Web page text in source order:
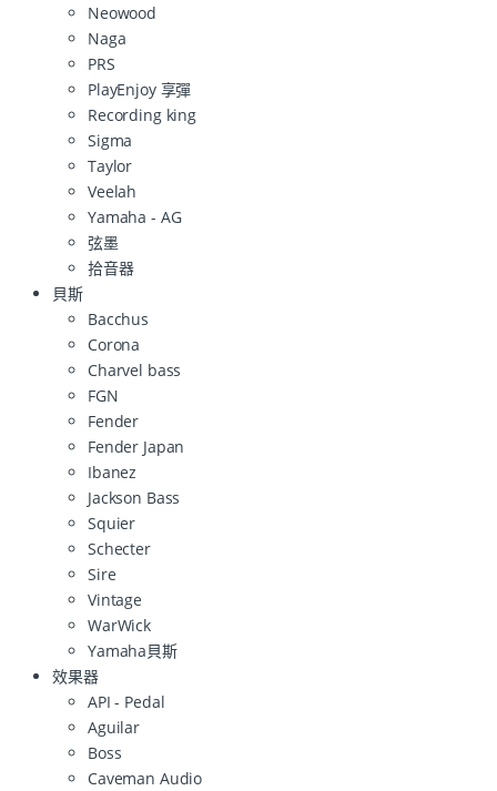
Neowood
Naga
PRS
PlayEnjoy 享彈
Recording king
Sigma
Taylor
Veelah
Yamaha - AG
弦墨
拾音器
貝斯
Bacchus
Corona
Charvel bass
FGN
Fender
Fender Japan
Ibanez
Jackson Bass
Squier
Schecter
Sire
Vintage
WarWick
Yamaha貝斯
效果器
API - Pedal
Aguilar
Boss
Caveman Audio